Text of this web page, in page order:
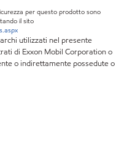
per questo prodotto sono
il sito
utilizzati nel presente
di Exxon Mobil Corporation o
o indirettamente possedute o